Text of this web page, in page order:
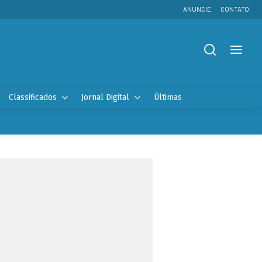
ANUNCIE CONTATO
Classificados Jornal Digital Últimas